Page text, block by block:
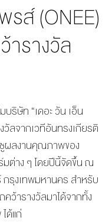
รส์ (ONEE)
รางวัล
ริษัท “เดอะ วัน เอ็น
วัลจากเวทีอันทรงเกียรติ
ชูผลงานคุณภาพของ
ต่าง ๆ โดยปีนี้จัดขึ้น ณ
รุงเทพมหานคร สำหรับ
คว้ารางวัลมาได้จากทั้ง
ด้แก่